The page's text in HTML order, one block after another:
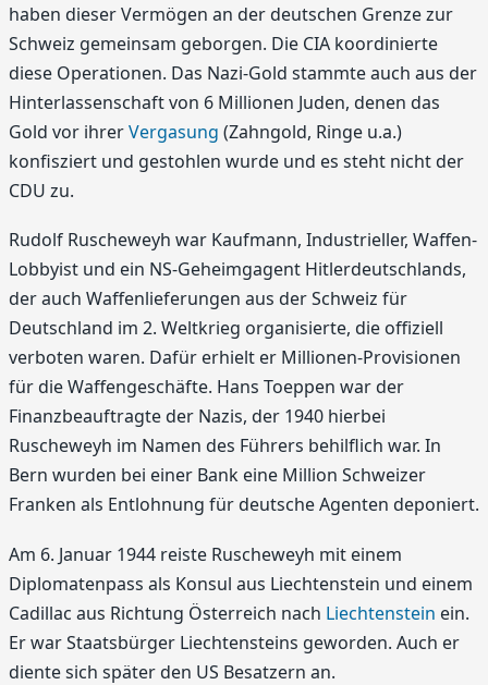
haben dieser Vermögen an der deutschen Grenze zur
Schweiz gemeinsam geborgen. Die CIA koordinierte
diese Operationen. Das Nazi-Gold stammte auch aus der
Hinterlassenschaft von 6 Millionen Juden, denen das
Gold vor ihrerVergasung (Zahngold, Ringe u.a.)
konfisziert und gestohlen wurde und es steht nicht der
CDU zu.
Rudolf Ruscheweyh war Kaufmann, Industrieller, Waffen-
Lobbyist und ein NS-Geheimgagent Hitlerdeutschlands,
der auch Waffenlieferungen aus der Schweiz für
Deutschland im 2. Weltkrieg organisierte, die offiziell
verboten waren. Dafür erhielt er Millionen-Provisionen
für die Waffengeschäfte. Hans Toeppen war der
Finanzbeauftragte der Nazis, der 1940 hierbei
Ruscheweyh im Namen des Führers behilflich war. In
Bern wurden bei einer Bank eine Million Schweizer
Franken als Entlohnung für deutsche Agenten deponiert.
Am 6. Januar 1944 reiste Ruscheweyh mit einem
Diplomatenpass als Konsul aus Liechtenstein und einem
Cadillac aus Richtung Österreich nach Liechtenstein ein.
Er war Staatsbürger Liechtensteins geworden. Auch er
diente sich später den US Besatzern an.